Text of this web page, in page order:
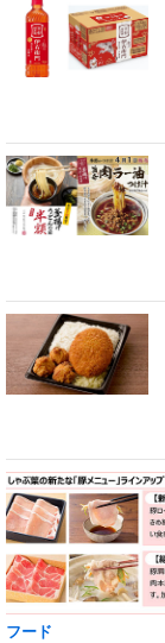
フード